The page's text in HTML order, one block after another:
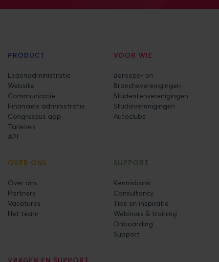
PRODUCT
Ledenadministratie
Website
Communicatie
Financiële administratie
Congressus app
Tarieven
API
VOOR WIE
Beroeps- en
Brancheverenigingen
Studentenverenigingen
Studieverenigingen
Autoclubs
OVER ONS
Over ons
Partners
Vacatures
Het team
SUPPORT
Kennisbank
Consultancy
Tips en inspiratie
Webinars & training
Onboarding
Support
VRAGEN EN SUPPORT